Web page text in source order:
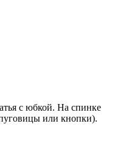
с юбкой. На спинке
или кнопки).